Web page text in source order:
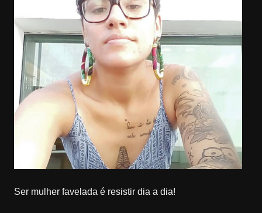
Ser mulher favelada é resistir dia a dia!